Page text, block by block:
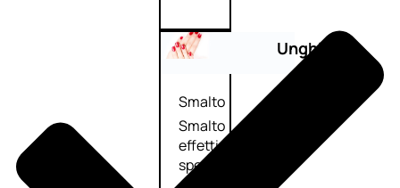
Unghie
Smalto
Smalto
effetti
speciali